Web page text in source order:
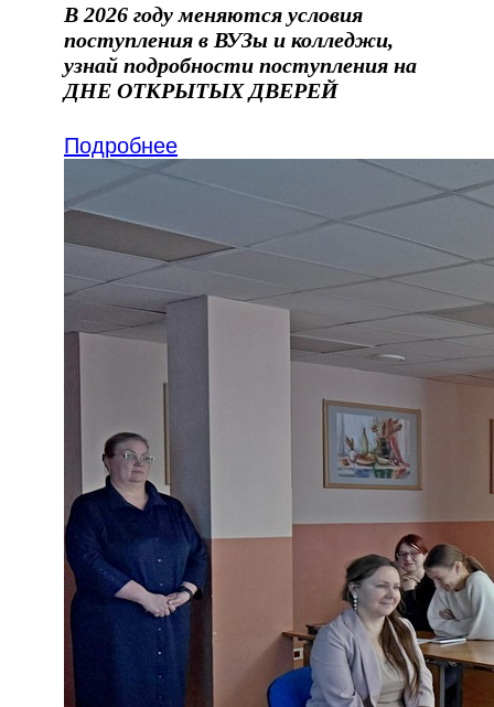
В 2026 году меняются условия
поступления в ВУЗы и колледжи,
узнай подробности поступления на
ДНЕ ОТКРЫТЫХ ДВЕРЕЙ
Подробнее